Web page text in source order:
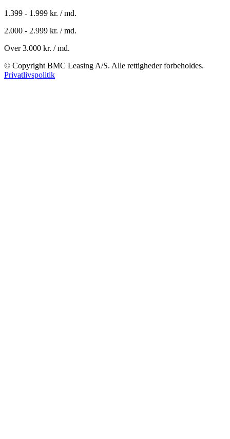
1.399 - 1.999 kr. / md.
2.000 - 2.999 kr. / md.
Over 3.000 kr. / md.
© Copyright BMC Leasing A/S. Alle rettigheder forbeholdes.
Privatlivspolitik